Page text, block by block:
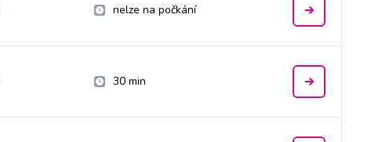
nelze na počkání
30 min